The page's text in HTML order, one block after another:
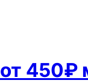
от 450₽